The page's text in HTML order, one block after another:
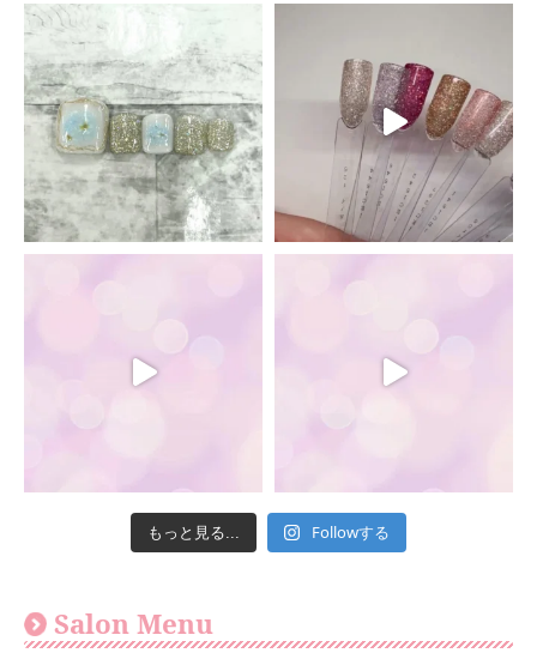
もっと見る... Followする
Salon Menu